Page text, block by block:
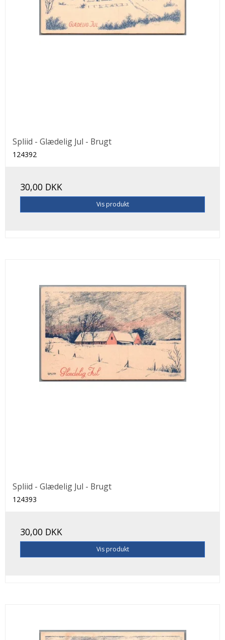
Spliid - Glædelig Jul - Brugt
124392
30,00 DKK
Vis produkt
Spliid - Glædelig Jul - Brugt
124393
30,00 DKK
Vis produkt